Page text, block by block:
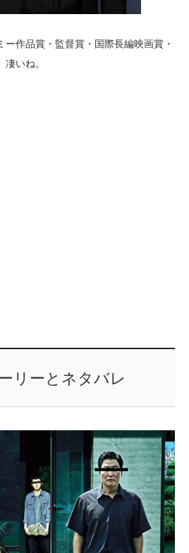
作品賞・監督賞・国際長編映画賞・
いね。
リーとネタバレ